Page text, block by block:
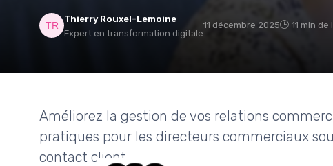
Thierry Rouxel-Lemoine
Expert en transformation digitale
11 décembre 2025 11 min
Améliorez la gestion de vos relations
pratiques pour les directeurs commerciaux
contact client.